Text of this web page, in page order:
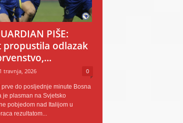
PIŠE:
propustila odlazak
1 travnja, 2026 0
do posljednje minute Bosna
je plasman na Svjetsko
pobjedom nad Italijom u
rezultatom...